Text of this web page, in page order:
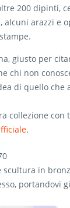
200 dipinti,
alcuni arazzi e
giusto per
chi non
di quello che
collezione con
.
scultura in
portandovi